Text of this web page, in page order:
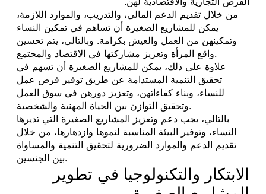
من خلال تقديم الدعم المالي، والتدريب، والموارد اللازمة،
يمكن للمشاريع الصغيرة أن تساهم في تمكين النساء
وتمكينهن من العمل والعيش بكرامة. وبالتالي، يتم تحسين
واقع المرأة وتعزيز مشاركتها في الاقتصاد والمجتمع.
علاوة على ذلك، يمكن للمشاريع الصغيرة أن تسهم في
تحقيق التنمية المستدامة عن طريق توفير فرص عمل
للنساء، وبناء كفاءاتهن، وتعزيز دورهن في سوق العمل
وتحقيق التوازن بين الحياة المهنية والشخصية.
بالتالي، يجب دعم وتعزيز المشاريع الصغيرة التي تديرها
النساء، وتوفير البيئة المناسبة لنموها وازدهارها، من خلال
تقديم الدعم والموارد الضرورية لتحقيق التنمية والمساواة
بين الجنسين.
الابتكار والتكنولوجيا في تطوير